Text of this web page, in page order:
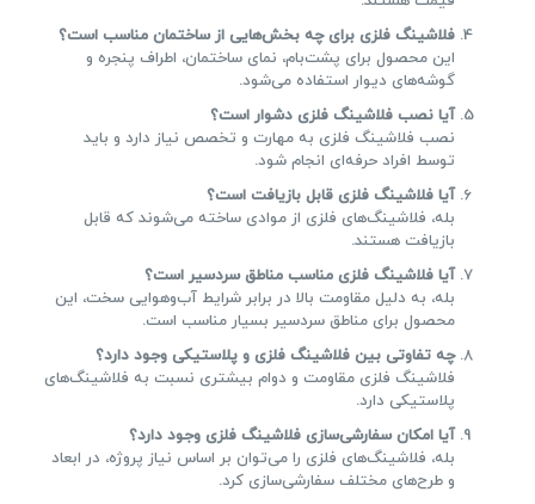
فلاشینگ فلزی برای چه بخش‌هایی از ساختمان مناسب است؟
این محصول برای پشت‌بام، نمای ساختمان، اطراف پنجره و
گوشه‌های دیوار استفاده می‌شود.
آیا نصب فلاشینگ فلزی دشوار است؟
نصب فلاشینگ فلزی به مهارت و تخصص نیاز دارد و باید
توسط افراد حرفه‌ای انجام شود.
آیا فلاشینگ فلزی قابل بازیافت است؟
بله، فلاشینگ‌های فلزی از موادی ساخته می‌شوند که قابل
بازیافت هستند.
آیا فلاشینگ فلزی مناسب مناطق سردسیر است؟
بله، به دلیل مقاومت بالا در برابر شرایط آب‌وهوایی سخت، این
محصول برای مناطق سردسیر بسیار مناسب است.
چه تفاوتی بین فلاشینگ فلزی و پلاستیکی وجود دارد؟
فلاشینگ فلزی مقاومت و دوام بیشتری نسبت به فلاشینگ‌های
پلاستیکی دارد.
آیا امکان سفارشی‌سازی فلاشینگ فلزی وجود دارد؟
بله، فلاشینگ‌های فلزی را می‌توان بر اساس نیاز پروژه، در ابعاد
و طرح‌های مختلف سفارشی‌سازی کرد.